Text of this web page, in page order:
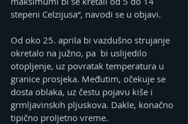
stepeni Celzijusa“, navodi se u objavi.
Od oko 25. aprila bi vazdušno strujanje
okretalo na južno, pa  bi uslijedilo
otopljenje, uz povratak temperatura u
granice prosjeka. Međutim, očekuje se
dosta oblaka, uz čestu pojavu kiše i
grmljavinskih pljuskova. Dakle, konačno
tipično proljetno vreme.